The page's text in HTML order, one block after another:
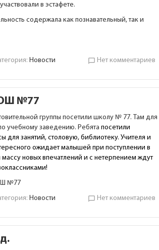
в эстафете.
содержала как познавательный, так и
Новости chat_bubble_outline Нет комментариев
№77
группы посетили школу № 77. Там для
учебному заведению. Ребята посетили
для занятий, столовую, библиотеку. Учителя и
ожидает малышей при поступлении в
новых впечатлений и с нетерпением ждут
№77
Новости chat_bubble_outline Нет комментариев